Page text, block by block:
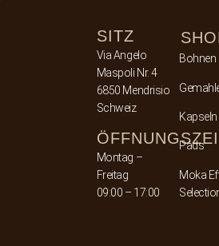
SITZ
Via Angelo
Maspoli Nr. 4
6850 Mendrisio
Schweiz
Montag –
Freitag
09:00 – 17:00
Bohnen
Kapseln
Pads
Moka